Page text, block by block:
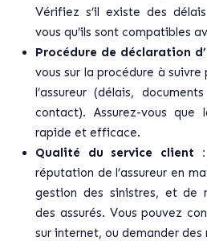
Vérifiez s’il existe des
vous qu’ils sont compatibles
Procédure de déclaration
vous sur la procédure à
l’assureur (délais,
contact). Assurez-vous que
rapide et efficace.
Qualité du service client :
réputation de l’assureur en
gestion des sinistres, et de
des assurés. Vous pouvez
sur internet, ou demander